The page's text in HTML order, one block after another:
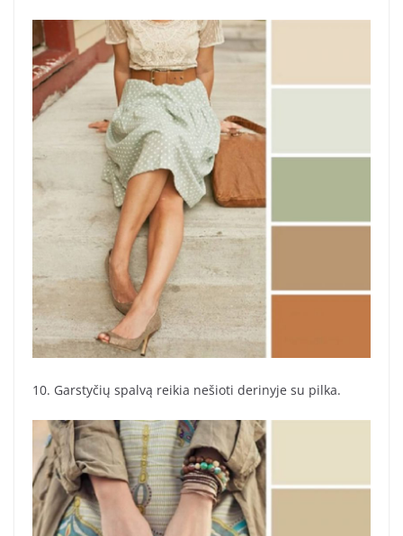
10. Garstyčių spalvą reikia nešioti derinyje su pilka.